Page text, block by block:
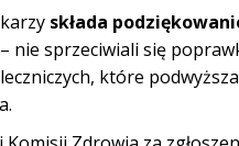
składa
nie sprzeciwiali się
które